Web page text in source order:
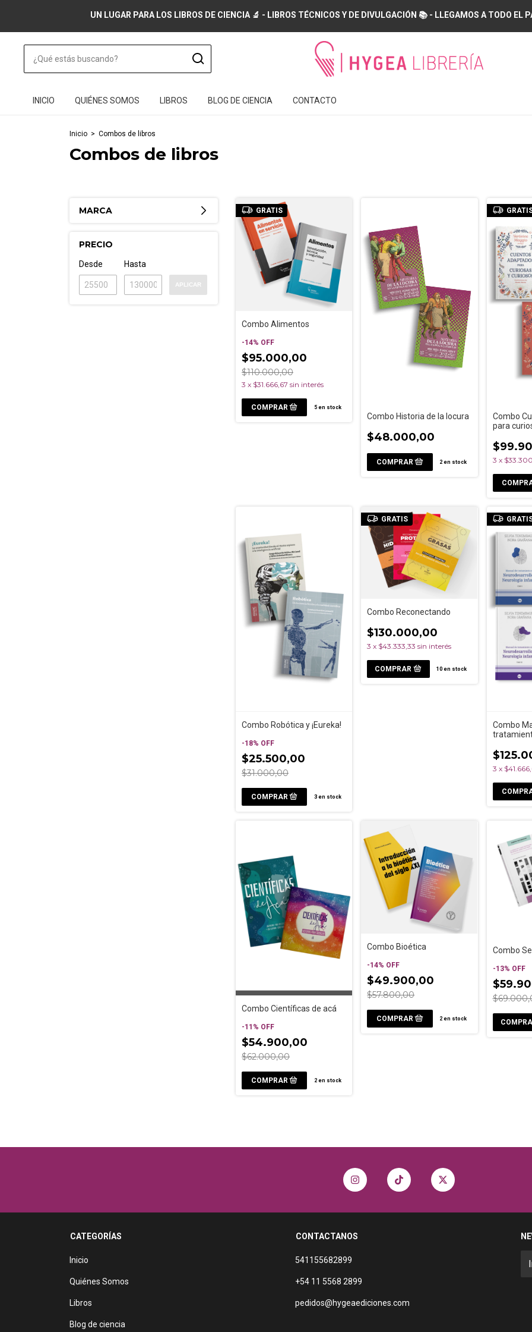
UN LUGAR PARA LOS LIBROS DE CIENCIA 🔬 - LIBROS TÉCNICOS Y DE DIVULGACIÓN 📚 - LLEGAMOS A TODO
INICIO QUIÉNES SOMOS LIBROS BLOG DE CIENCIA CONTACTO
Inicio > Combos de libros
Combos de libros
MARCA
PRECIO
Desde Hasta
APLICAR
GRATIS
Combo Alimentos
-14% OFF
$95.000,00
$110.000,00
3 x $31.666,67 sin interés
5en stock
Combo Historia de la locura
$48.000,00
2 en stock
Combo
para
3 x
Combo Robótica y ¡Eureka!
-18% OFF
$25.500,00
$31.000,00
3en stock
GRATIS
Combo Reconectando
$130.000,00
3 x $43.333,33 sin interés
10 en stock
Combo
tomos)
3 x
Combo Científicas de acá
-11 % OFF
$54.900,00
$62.000,00
2en stock
Combo Bioética
-14% OFF
$49.900,00
$57.800,00
2 en stock
Combo
-13% OFF
CATEGORÍAS
Inicio
Quiénes Somos
Libros
Blog de ciencia
CONTACTANOS
541155682899
+54 11 5568 2899
pedidos@hygeaediciones.com